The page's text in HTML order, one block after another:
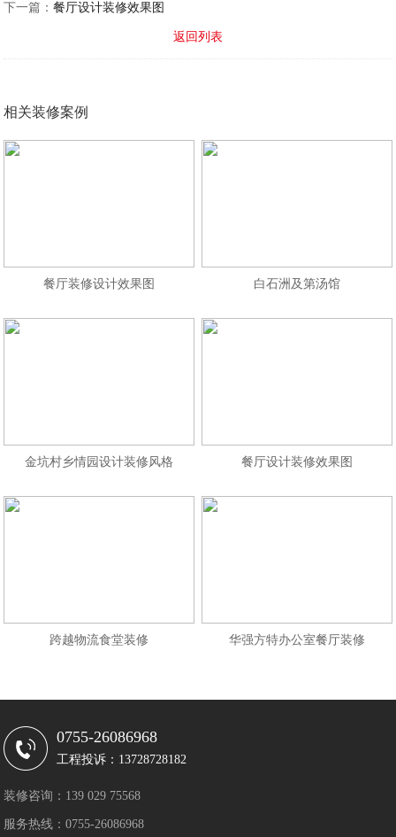
下一篇：餐厅设计装修效果图
返回列表
相关装修案例
餐厅装修设计效果图 白石洲及第汤馆
金坑村乡情园设计装修风格 餐厅设计装修效果图
跨越物流食堂装修 华强方特办公室餐厅装修
0755-26086968
工程投诉：13728728182
装修咨询：139 029 75568
服务热线：0755-26086968